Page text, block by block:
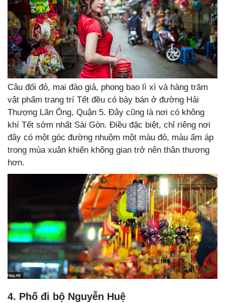
Câu đối đỏ, mai đào giả, phong bao lì xì và hàng trăm
vật phẩm trang trí Tết đều có bày bán ở đường Hải
Thượng Lãn Ông, Quận 5. Đây cũng là nơi có không
khí Tết sớm nhất Sài Gòn. Điều đặc biệt, chỉ riêng nơi
đây có một góc đường nhuộm một màu đỏ, màu ấm áp
trong mùa xuân khiến không gian trở nên thân thương
hơn.
4. Phố đi bộ Nguyễn Huệ